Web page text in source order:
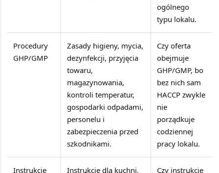
ogólnego
typu lokalu.
Procedury
GHP/GMP
Zasady higieny, mycia,
dezynfekcji, przyjęcia
towaru,
magazynowania,
kontroli temperatur,
gospodarki odpadami,
personelu i
zabezpieczenia przed
szkodnikami.
Czy oferta
obejmuje
GHP/GMP, bo
bez nich sam
HACCP zwykle
nie
porządkuje
codziennej
pracy lokalu.
Instrukcje Instrukcje dla kuchni, Czy instrukcje